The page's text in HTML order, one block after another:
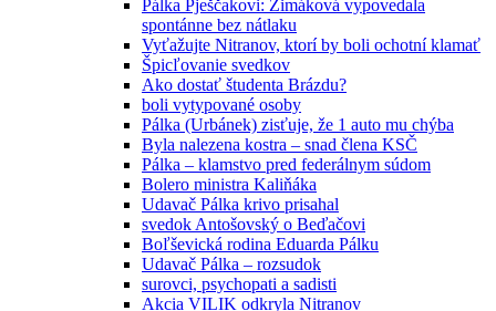
Pálka Pješčakovi: Zimáková vypovedala
spontánne bez nátlaku
Vyťažujte Nitranov, ktorí by boli ochotní klamať
Špicľovanie svedkov
Ako dostať študenta Brázdu?
boli vytypované osoby
Pálka (Urbánek) zisťuje, že 1 auto mu chýba
Byla nalezena kostra – snad člena KSČ
Pálka – klamstvo pred federálnym súdom
Bolero ministra Kaliňáka
Udavač Pálka krivo prisahal
svedok Antošovský o Beďačovi
Boľševická rodina Eduarda Pálku
Udavač Pálka – rozsudok
surovci, psychopati a sadisti
Akcia VILIK odkryla Nitranov